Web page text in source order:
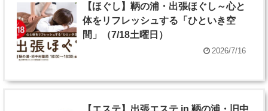
【ほぐし】鞆の浦・出張ほぐし～心と
体をリフレッシュする「ひといき空
間」（7/18土曜日）
2026/7/16
【エステ】出張エステ in 鞆の浦・旧中